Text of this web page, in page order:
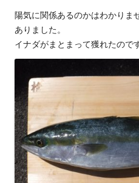
陽気に関係あるのかはわかりま
ありました。
イナダがまとまって獲れたので